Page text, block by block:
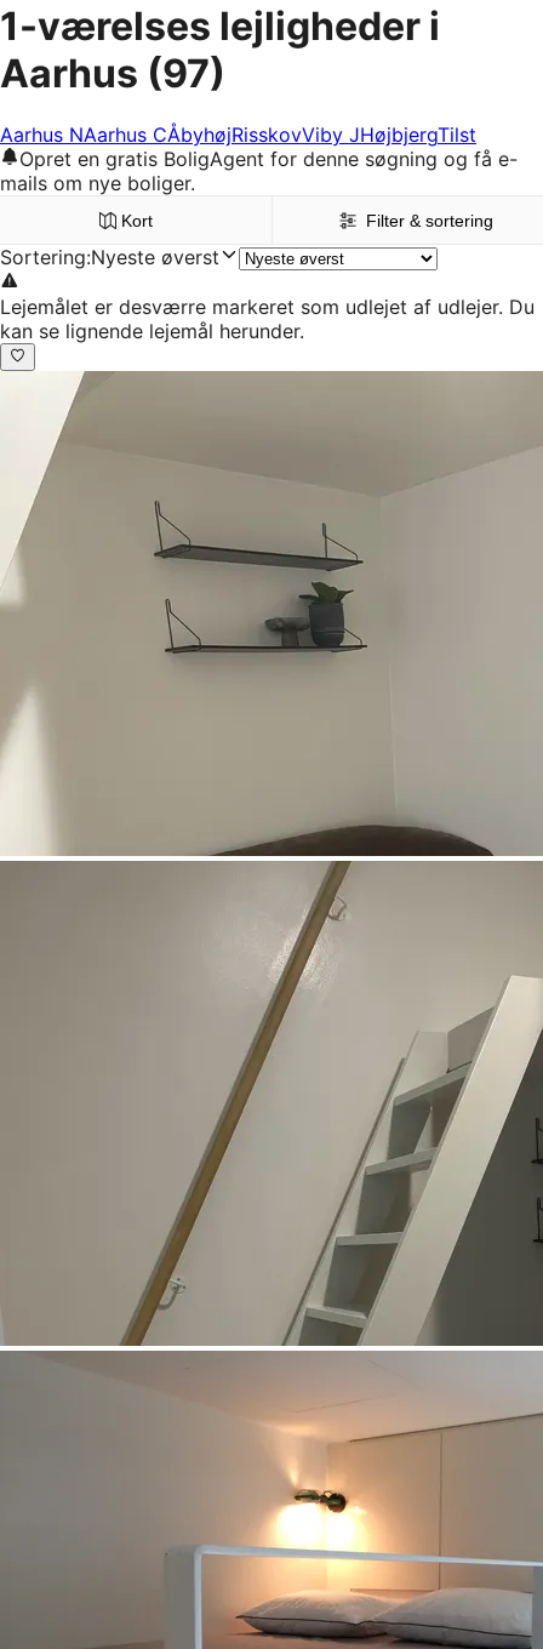
1-værelses lejligheder i
Aarhus (97)
Aarhus NAarhus CÅbyhøjRisskovViby JHøjbjergTilst
Opret en gratis BoligAgent for denne søgning og få e-
mails om nye boliger.
Kort Filter & sortering
Sortering:Nyeste øverst
Lejemålet er desværre markeret som udlejet af udlejer. Du
kan se lignende lejemål herunder.